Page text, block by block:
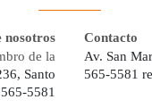
nosotros
de la
Santo
5581
Contacto
Av. San
565-5581